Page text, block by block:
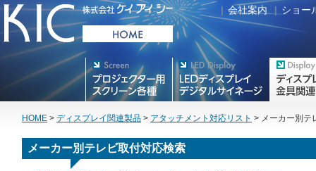
| 会社案内 | ショー
リーン各種
HOME > ディスプレイ関連製品 > アタッチメント対応リスト > メーカー別テ
メーカー別テレビ取付対応検索